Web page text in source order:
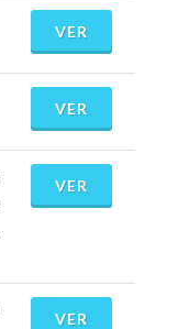
VER
VER
VER
VER